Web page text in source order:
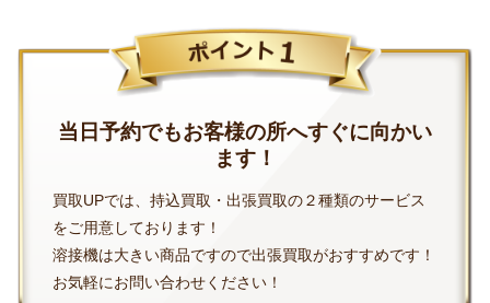
当日予約でもお客様の所へすぐに向かい
ます！
買取UPでは、持込買取・出張買取の２種類のサービス
をご用意しております！
溶接機は大きい商品ですので出張買取がおすすめです！
お気軽にお問い合わせください！